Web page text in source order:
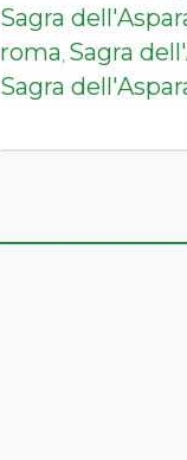
Sagra
roma, Sagra
Sagra